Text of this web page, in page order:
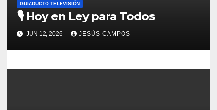
e
n
t
r
GUIADUCTO TELEVISIÓN
🎙️ Hoy en Ley para Todos
JUN 12, 2026 JESÚS CAMPOS